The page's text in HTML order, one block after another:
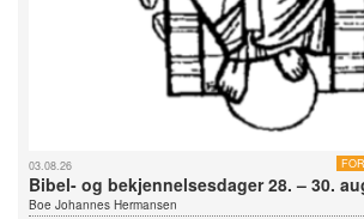
03.08.26
Bibel- og bekjennelsesdager 28. – 30.
Boe Johannes Hermansen